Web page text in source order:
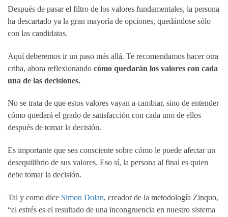
Después de pasar el filtro de los valores fundamentales, la persona
ha descartado ya la gran mayoría de opciones, quedándose sólo
con las candidatas.
Aquí deberemos ir un paso más allá. Te recomendamos hacer otra
criba, ahora reflexionando cómo quedarán los valores con cada
una de las decisiones.
No se trata de que estos valores vayan a cambiar, sino de entender
cómo quedará el grado de satisfacción con cada uno de ellos
después de tomar la decisión.
Es importante que sea consciente sobre cómo le puede afectar un
desequilibrio de sus valores. Eso sí, la persona al final es quien
debe tomar la decisión.
Tal y como dice Simon Dolan, creador de la metodología Zinquo,
“el estrés es el resultado de una incongruencia en nuestro sistema